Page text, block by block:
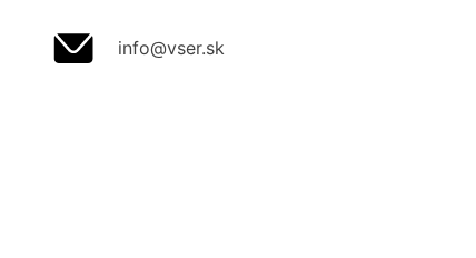
info@vser.sk